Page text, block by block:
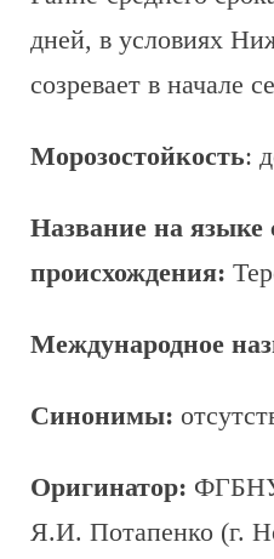
дней, в условиях
созревает в начале
Морозостойкость:
Название на языке
происхождения:
Международное
Синонимы:
Оригинатор:
Я.И. Потапенко (г.